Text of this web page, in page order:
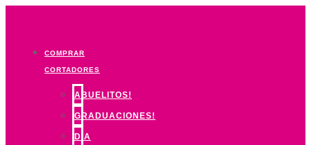
COMPRAR
CORTADORES
ABUELITOS!
GRADUACIONES!
DIA